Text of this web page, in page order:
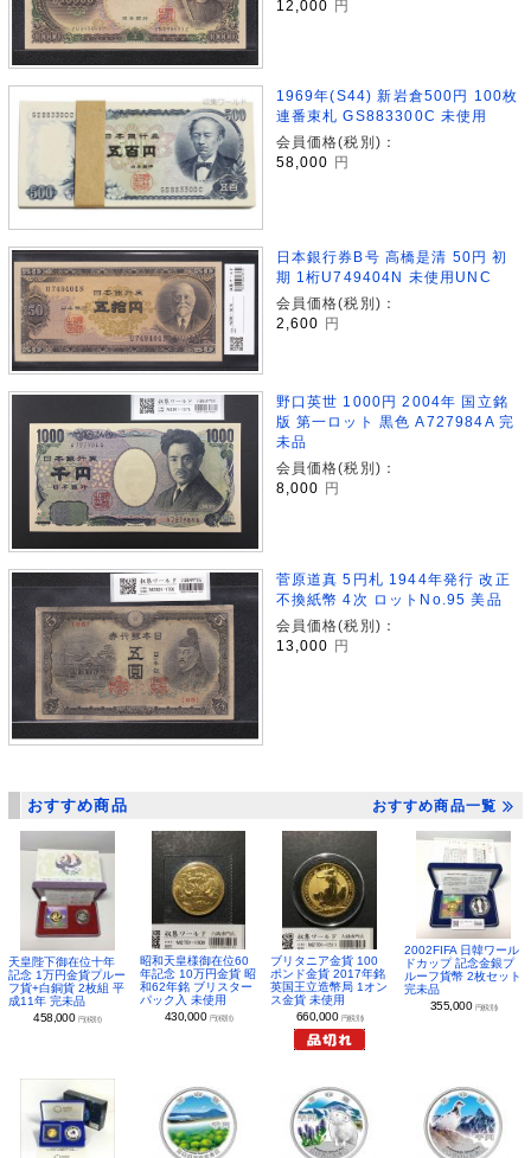
12,000 円
1969年(S44) 新岩倉500円 100枚
連番束札 GS883300C 未使用
会員価格(税別)：
58,000 円
日本銀行券B号 高橋是清 50円 初
期 1桁U749404N 未使用UNC
会員価格(税別)：
2,600
円
野口英世 1000円 2004年 国立銘
版 第一ロット 黒色 A727984A 完
未品
会員価格(税別)：
8,000 円
菅原道真 5円札 1944年発行 改正
不換紙幣 4次 ロットNo.95 美品
会員価格(税別)：
13,000 円
おすすめ商品 おすすめ商品一覧
天皇陛下御在位十年
記念 1万円金貨プルー
フ貨+白銅貨 2枚組 平
成11年 完未品
458,000 円(税別)
昭和天皇様御在位60
年記念 10万円金貨 昭
和62年銘 ブリスター
パック入 未使用
430,000 円(税別)
ブリタニア金貨 100
ポンド金貨 2017年銘
英国王立造幣局 1オン
ス金貨 未使用
660,000 円(税別)
2002FIFA 日韓ワール
ドカップ 記念金銀プ
ルーフ貨幣 2枚セット
完未品
355,000 円(税別)